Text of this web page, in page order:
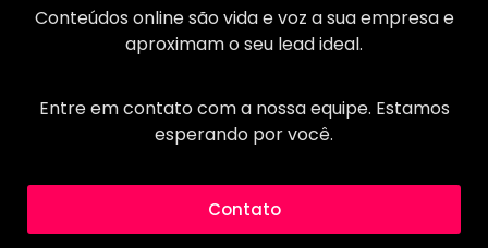
Conteúdos online são vida e voz a sua empresa e
aproximam o seu lead ideal.
Entre em contato com a nossa equipe. Estamos
esperando por você.
Contato